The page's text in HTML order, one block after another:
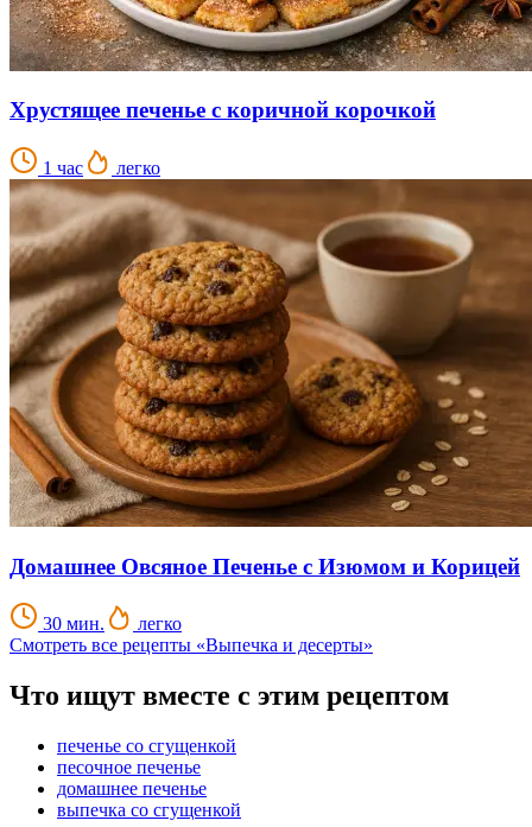
Хрустящее печенье с коричной корочкой
1 час легко
Домашнее Овсяное Печенье с Изюмом и Корицей
30 мин.
легко
Смотреть все рецепты «Выпечка и десерты»
Что ищут вместе с этим рецептом
печенье со сгущенкой
песочное печенье
домашнее печенье
выпечка со сгущенкой